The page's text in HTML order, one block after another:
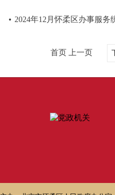
2024年12月怀柔区办事服务
首页 上一页